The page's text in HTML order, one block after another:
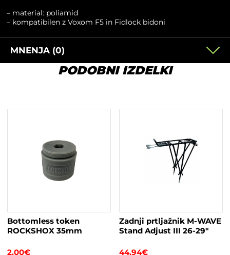
– material: poliamid
– kompatibilen z Voxom F5 in Fidlock bidoni
MNENJA (0)
PODOBNI IZDELKI
Bottomless token
ROCKSHOX 35mm
2.00€
Zadnji prtljažnik M-WAVE
Stand Adjust III 26-29″
44.94€